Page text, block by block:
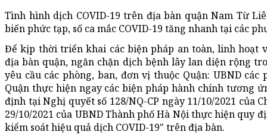
Tình hình dịch COVID-19 trên địa bàn quận Nam Từ
biến phức tạp, số ca mắc COVID-19 tăng nhanh tại các
Để kịp thời triển khai các biện pháp an toàn, linh hoạt
địa bàn quận, ngăn chặn dịch bệnh lây lan diện rộng
yêu cầu các phòng, ban, đơn vị thuộc Quận: UBND
Quận thực hiện ngay các biện pháp hành chính tương
định tại Nghị quyết số 128/NQ-CP ngày 11/10/2021 của
29/10/2021 của UBND Thành phố Hà Nội thực hiện quy
kiểm soát hiệu quả dịch COVID-19" trên địa bàn.